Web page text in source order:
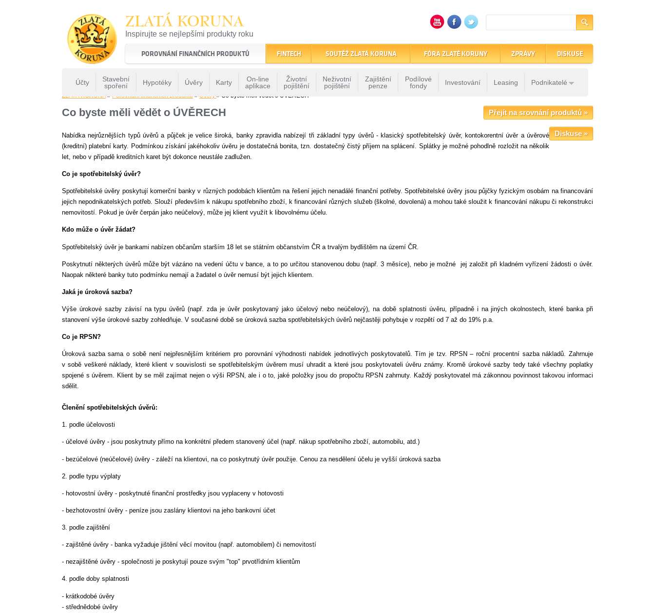
ZLATÁ KORUNA
Inspirujte se nejlepšími produkty roku
22 let tradice a kvality na finančním trhu
POROVNÁNÍ FINANČNÍCH PRODUKTŮ
Účty
Stavební
spoření
Hypotéky Úvěry Karty
On-line
aplikace
Životní
pojištění
Neživotní
pojištění
Zajištění
penze
Podílové
fondy
Investování Leasing Podnikatelé
FINTECH SOUTĚŽ ZLATÁ KORUNA FÓRA ZLATÉ KORUNY ZPRÁVY DISKUSE
ZLATÁ KORUNA» Porovnání finančních produktů » Uvery » Co byste měli vědět o ÚVĚRECH
Přejít na srovnání produktů »
Diskuse »
Co byste měli vědět o ÚVĚRECH
Nabídka nejrůznějších typů úvěrů a půjček je velice široká, banky zpravidla nabízejí tři základní typy úvěrů - klasický spotřebitelský úvěr, kontokorentní úvěr a úvěrové
(kreditní) platební karty. Podmínkou získání jakéhokoliv úvěru je dostatečná bonita, tzn. dostatečný čistý příjem na splácení. Splátky je možné pohodlně rozložit na několik
let, nebo v případě kreditních karet být dokonce neustále zadlužen.
Co je spotřebitelský úvěr?
Spotřebitelské úvěry poskytují komerční banky v různých podobách klientům na řešení jejich nenadálé finanční potřeby. Spotřebitelské úvěry jsou půjčky fyzickým osobám na financování
jejich nepodnikatelských potřeb. Slouží především k nákupu spotřebního zboží, k financování různých služeb (školné, dovolená) a mohou také sloužit k financování nákupu či rekonstrukci
nemovitostí. Pokud je úvěr čerpán jako neúčelový, může jej klient využít k libovolnému účelu.
Kdo může o úvěr žádat?
Spotřebitelský úvěr je bankami nabízen občanům starším 18 let se státním občanstvím ČR a trvalým bydlištěm na území ČR.
Poskytnutí některých úvěrů může být vázáno na vedení účtu v bance, a to po určitou stanovenou dobu (např. 3 měsíce), nebo je možné jej založit při kladném vyřízení žádosti o úvěr.
Naopak některé banky tuto podmínku nemají a žadatel o úvěr nemusí být jejich klientem.
Jaká je úroková sazba?
Výše úrokové sazby závisí na typu úvěrů (např. zda je úvěr poskytovaný jako účelový nebo neúčelový), na době splatnosti úvěru, případně i na jiných okolnostech, které banka při
stanovení výše úrokové sazby zohledňuje. V současné době se úroková sazba spotřebitelských úvěrů nejčastěji pohybuje v rozpětí od 7 až do 19% p.a.
Co je RPSN?
Úroková sazba sama o sobě není nejpřesnějším kritériem pro porovnání výhodnosti nabídek jednotlivých poskytovatelů. Tím je tzv. RPSN – roční procentní sazba nákladů. Zahrnuje
v sobě veškeré náklady, které klient v souvislosti se spotřebitelským úvěrem musí uhradit a které jsou poskytovateli úvěru známy. Kromě úrokové sazby tedy také všechny poplatky
spojené s úvěrem. Klient by se měl zajímat nejen o výši RPSN, ale i o to, jaké položky jsou do propočtu RPSN zahrnuty. Každý poskytovatel má zákonnou povinnost takovou informaci
sdělit.
Členění spotřebitelských úvěrů:
1. podle účelovosti
- účelové úvěry - jsou poskytnuty přímo na konkrétní předem stanovený účel (např. nákup spotřebního zboží, automobilu, atd.)
- bezúčelové (neúčelové) úvěry - záleží na klientovi, na co poskytnutý úvěr použije. Cenou za nesdělení účelu je vyšší úroková sazba
2. podle typu výplaty
- hotovostní úvěry - poskytnuté finanční prostředky jsou vyplaceny v hotovosti
- bezhotovostní úvěry - peníze jsou zaslány klientovi na jeho bankovní účet
3. podle zajištění
- zajištěné úvěry - banka vyžaduje jištění věcí movitou (např. automobilem) či nemovitostí
- nezajištěné úvěry - společnosti je poskytují pouze svým "top" prvotřídním klientům
4. podle doby splatnosti
- krátkodobé úvěry
- střednědobé úvěry